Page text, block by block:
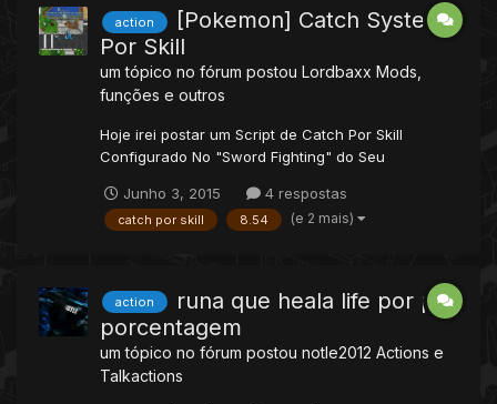
action
[Pokemon] Catch System
Por Skill
um tópico no fórum postou Lordbaxx Mods,
funções e outros
Hoje irei postar um Script de Catch Por Skill
Configurado No "Sword Fighting" do Seu
Maior o Skill "Catching" Maior a chance de
Captura do Pokemon! OBS: Eu nao Vou Postar o
Junho 3, 2015 4 respostas
catch por skill 8.54 (e 2 mais)
action
runa que heala life por por
porcentagem
um tópico no fórum postou notle2012 Actions e
Talkactions